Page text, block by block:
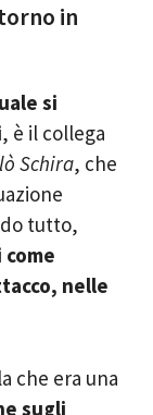
in
si
, è il collega
Schira, che
tutto,
nelle
che era una
sugli